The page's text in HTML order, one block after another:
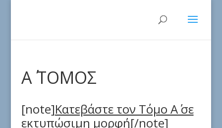
Α΄ ΤΟΜΟΣ
[note]Κατεβάστε τον Τόμο Α΄ σε
εκτυπώσιμη μορφή[/note]